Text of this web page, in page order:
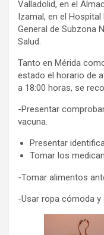
Valladolid, en el
Izamal, en el Hospital
General de Subzona
Salud.
Tanto en Mérida
estado el horario de
a 18:00 horas, se
-Presentar
vacuna.
Presentar
Tomar los
-Tomar alimentos
-Usar ropa cómoda y